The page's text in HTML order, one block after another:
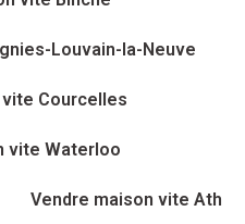
Louvain-la-Neuve
Courcelles
vite Waterloo
Vendre maison vite Ath